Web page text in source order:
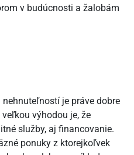
v budúcnosti a žalobám
nehnuteľností je práve dobre
výhodou je, že
služby, aj financovanie.
ponuky z ktorejkoľvek